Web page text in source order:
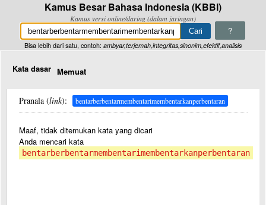
Kamus Besar Bahasa Indonesia (KBBI)
Kamus versi online/daring (dalam jaringan)
?
Bisa lebih dari satu, contoh: ambyar,terjemah,integritas,sinonim,efektif,analisis
Kata dasar Memuat
Pranala (link): bentarberbentarmembentarimembentarkanperbentaran
Maaf, tidak ditemukan kata yang dicari
Anda mencari kata
bentarberbentarmembentarimembentarkanperbentaran